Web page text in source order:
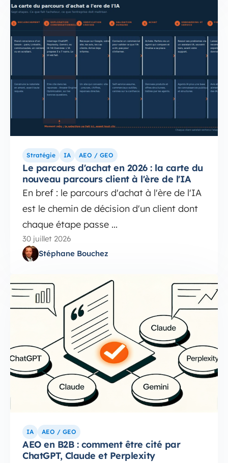
Stratégie IA AEO / GEO
Le parcours d'achat en 2026 : la carte du
nouveau parcours client à l'ère de l'IA
En bref : le parcours d'achat à l'ère de l'IA
est le chemin de décision d'un client dont
chaque étape passe ...
30 juillet 2026
Stéphane Bouchez
IA AEO / GEO
AEO en B2B : comment être cité par
ChatGPT, Claude et Perplexity